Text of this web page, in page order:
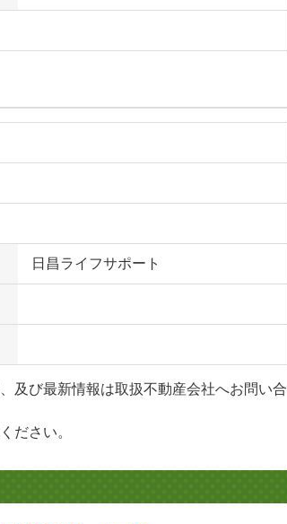
日昌ライフサポート
及び最新情報は取扱不動産会社へお問い合
ださい。